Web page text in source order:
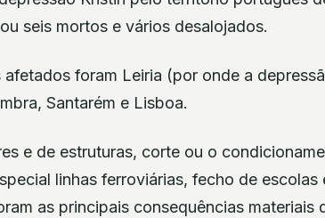
seis mortos e vários desalojados.
afetados foram Leiria (por onde a
Santarém e Lisboa.
e de estruturas, corte ou o
linhas ferroviárias, fecho de
as principais consequências materiais